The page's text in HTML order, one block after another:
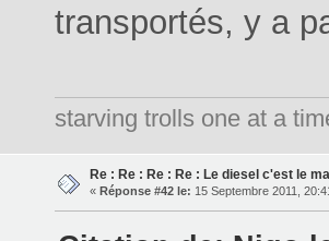
transportés, y a
starving trolls one at a
Re : Re : Re : Re : Le diesel c'est le
« Réponse #42 le: 15 Septembre 2011,